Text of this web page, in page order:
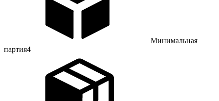
Минимальная
партия4